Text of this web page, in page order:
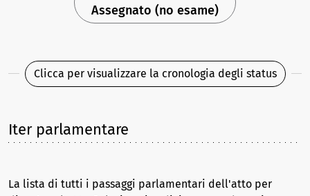
Assegnato (no esame)
Clicca per visualizzare la cronologia degli status
Iter parlamentare
La lista di tutti i passaggi parlamentari dell'atto per